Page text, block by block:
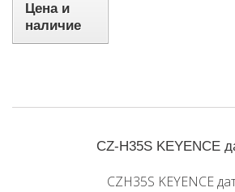
Цена и
наличие
CZ-H35S KEYENCE
CZH35S KEYENCE